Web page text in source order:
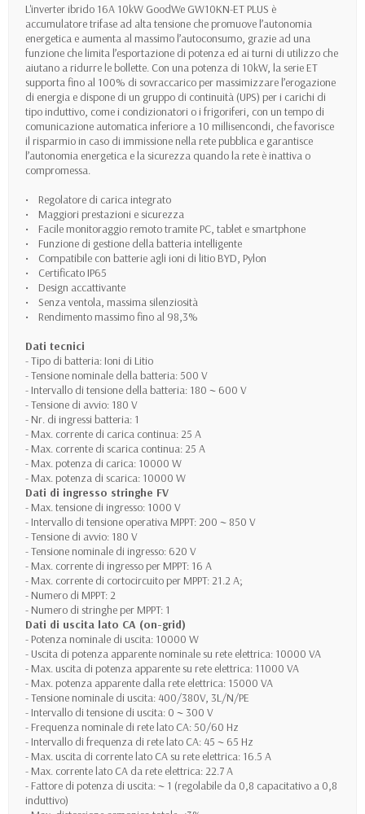
L'inverter ibrido 16A 10kW GoodWe GW10KN-ET PLUS è
accumulatore trifase ad alta tensione che promuove l’autonomia
energetica e aumenta al massimo l’autoconsumo, grazie ad una
funzione che limita l’esportazione di potenza ed ai turni di utilizzo che
aiutano a ridurre le bollette. Con una potenza di 10kW, la serie ET
supporta fino al 100% di sovraccarico per massimizzare l’erogazione
di energia e dispone di un gruppo di continuità (UPS) per i carichi di
tipo induttivo, come i condizionatori o i frigoriferi, con un tempo di
comunicazione automatica inferiore a 10 millisencondi, che favorisce
il risparmio in caso di immissione nella rete pubblica e garantisce
l’autonomia energetica e la sicurezza quando la rete è inattiva o
compromessa.
• Regolatore di carica integrato
• Maggiori prestazioni e sicurezza
• Facile monitoraggio remoto tramite PC, tablet e smartphone
• Funzione di gestione della batteria intelligente
• Compatibile con batterie agli ioni di litio BYD, Pylon
• Certificato IP65
• Design accattivante
• Senza ventola, massima silenziosità
• Rendimento massimo fino al 98,3%
Dati tecnici
- Tipo di batteria: Ioni di Litio
- Tensione nominale della batteria: 500 V
- Intervallo di tensione della batteria: 180 ~ 600 V
- Tensione di avvio: 180 V
- Nr. di ingressi batteria: 1
- Max. corrente di carica continua: 25 A
- Max. corrente di scarica continua: 25 A
- Max. potenza di carica: 10000 W
- Max. potenza di scarica: 10000 W
Dati di ingresso stringhe FV
- Max. tensione di ingresso: 1000 V
- Intervallo di tensione operativa MPPT: 200 ~ 850 V
- Tensione di avvio: 180 V
- Tensione nominale di ingresso: 620 V
- Max. corrente di ingresso per MPPT: 16 A
- Max. corrente di cortocircuito per MPPT: 21.2 A;
- Numero di MPPT: 2
- Numero di stringhe per MPPT: 1
Dati di uscita lato CA (on-grid)
- Potenza nominale di uscita: 10000 W
- Uscita di potenza apparente nominale su rete elettrica: 10000 VA
- Max. uscita di potenza apparente su rete elettrica: 11000 VA
- Max. potenza apparente dalla rete elettrica: 15000 VA
- Tensione nominale di uscita: 400/380V, 3L/N/PE
- Intervallo di tensione di uscita: 0 ~ 300 V
- Frequenza nominale di rete lato CA: 50/60 Hz
- Intervallo di frequenza di rete lato CA: 45 ~ 65 Hz
- Max. uscita di corrente lato CA su rete elettrica: 16.5 A
- Max. corrente lato CA da rete elettrica: 22.7 A
- Fattore di potenza di uscita: ~ 1 (regolabile da 0,8 capacitativo a 0,8
induttivo)